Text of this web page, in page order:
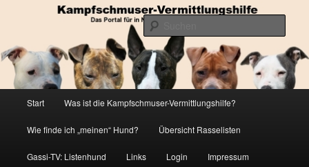
springenKampfschmuser-Vermittlungshilfe
Die Datenbank für in Not geratene Listenhunde
Start Was ist die Kampfschmuser-Vermittlungshilfe?
Wie finde ich „meinen“ Hund? Übersicht Rasselisten
Gassi-TV: Listenhund Links Login Impressum